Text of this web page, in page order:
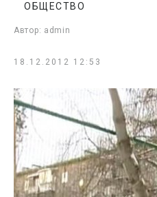
Автор: admin
ОБЩЕСТВО
18.12.2012 12:53